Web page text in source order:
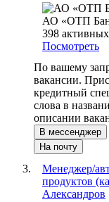
АО «ОТП
398
Посмотреть
По вашему
вакансии.
кредитный
слова в
описании
В мессенджер
На почту
Менеджер/
продуктов
Александров